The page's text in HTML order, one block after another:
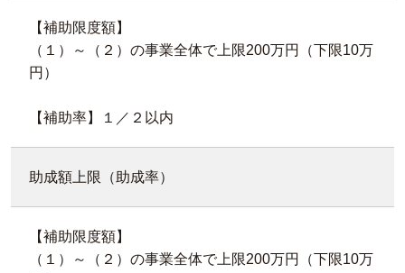
【補助限度額】
（１）～（２）の事業全体で上限200万円（下限10万
円）
【補助率】１／２以内
助成額上限（助成率）
【補助限度額】
（１）～（２）の事業全体で上限200万円（下限10万